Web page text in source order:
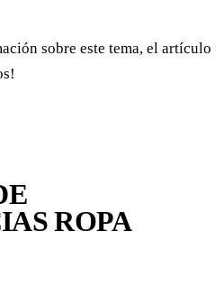
sobre este tema, el artículo
ROPA